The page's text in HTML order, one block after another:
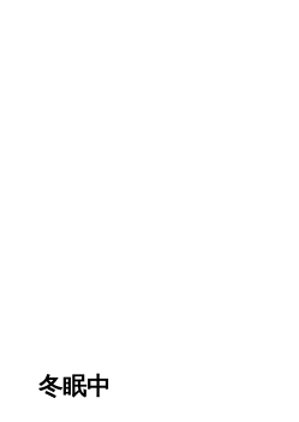
冬眠中